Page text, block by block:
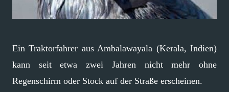
Ein Traktorfahrer aus Ambalawayala (Kerala, Indien)
kann seit etwa zwei Jahren nicht mehr ohne
Regenschirm oder Stock auf der Straße erscheinen.